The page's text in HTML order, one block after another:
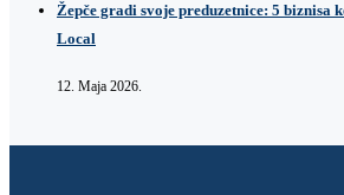
Žepče gradi svoje preduzetnice: 5 biznisa
Local
12. Maja 2026.